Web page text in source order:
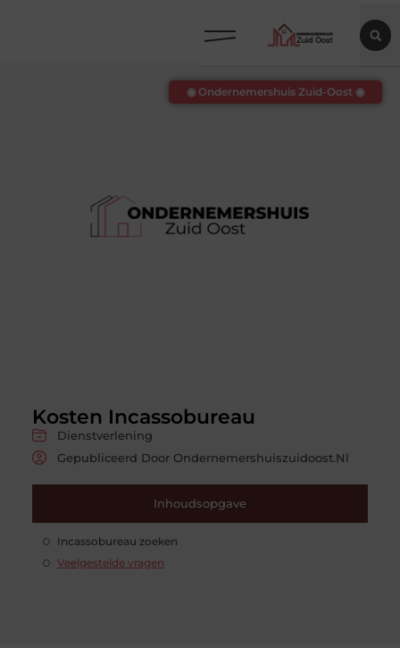
Kosten Incassobureau
Dienstverlening
Gepubliceerd Door Ondernemershuiszuidoost.nl
Inhoudsopgave
Incassobureau zoeken
Veelgestelde vragen
◉ Ondernemershuis Zuid-Oost ◉